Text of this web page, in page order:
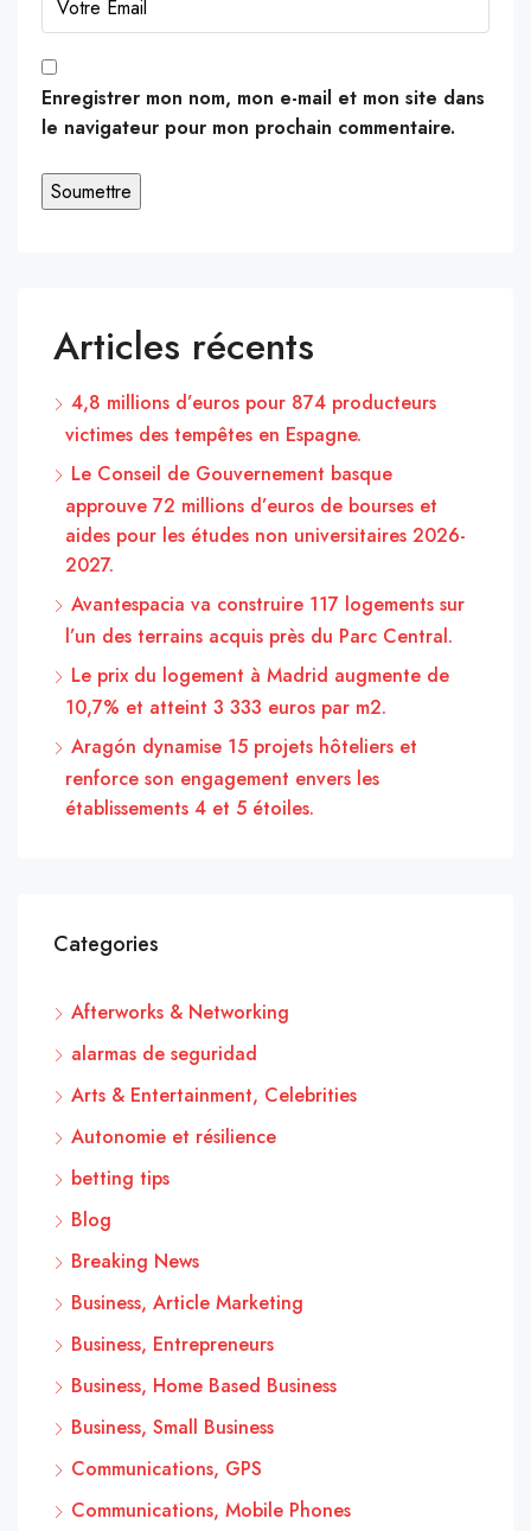
Enregistrer mon nom, mon e-mail et mon site dans
le navigateur pour mon prochain commentaire.
Articles récents
4,8 millions d’euros pour 874 producteurs
victimes des tempêtes en Espagne.
Le Conseil de Gouvernement basque
approuve 72 millions d’euros de bourses et
aides pour les études non universitaires 2026-
2027.
Avantespacia va construire 117 logements sur
l’un des terrains acquis près du Parc Central.
Le prix du logement à Madrid augmente de
10,7% et atteint 3 333 euros par m2.
Aragón dynamise 15 projets hôteliers et
renforce son engagement envers les
établissements 4 et 5 étoiles.
Categories
Afterworks & Networking
alarmas de seguridad
Arts & Entertainment, Celebrities
Autonomie et résilience
betting tips
Blog
Breaking News
Business, Article Marketing
Business, Entrepreneurs
Business, Home Based Business
Business, Small Business
Communications, GPS
Communications, Mobile Phones